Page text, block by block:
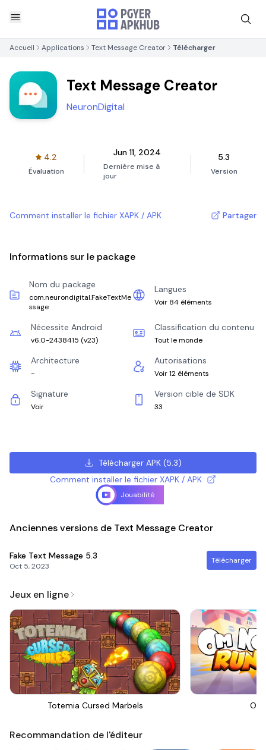
Accueil Applications Text Message Creator Télécharger
Text Message Creator
NeuronDigital
4.2
Évaluation
Jun 11, 2024
Dernière mise à
jour
5.3
Version
Comment installer le fichier XAPK / APK Partager
Informations sur le package
Nom du package
com.neurondigital.FakeTextMe
ssage
Langues
Voir 84 éléments
Nécessite Android
v6.0-2438415 (v23)
Classification du contenu
Tout le monde
Architecture
-
Autorisations
Voir 12 éléments
Signature
Voir
Version cible de SDK
33
Télécharger APK(5.3)
Comment installer le fichier XAPK / APK
Jouabilité
Anciennes versions de Text Message Creator
Fake Text Message 5.3
Oct 5, 2023
Télécharger
Jeux en ligne
Totemia Cursed Marbels Om
Recommandation de l'éditeur